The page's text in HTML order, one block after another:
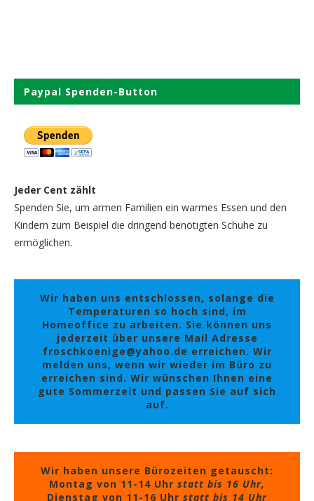
Paypal Spenden-Button
Jeder Cent zählt
Spenden Sie, um armen Familien ein warmes Essen und den
Kindern zum Beispiel die dringend benötigten Schuhe zu
ermöglichen.
Wir haben uns entschlossen, solange die
Temperaturen so hoch sind, im
Homeoffice zu arbeiten. Sie können uns
jederzeit über unsere Mail Adresse
froschkoenige@yahoo.de erreichen. Wir
melden uns, wenn wir wieder im Büro zu
erreichen sind. Wir wünschen Ihnen eine
gute Sommerzeit und passen Sie auf sich
auf.
Wir haben unsere Bürozeiten getauscht:
Montag von 11-14 Uhr statt bis 16 Uhr,
Dienstag von 11-16 Uhr statt bis 14 Uhr